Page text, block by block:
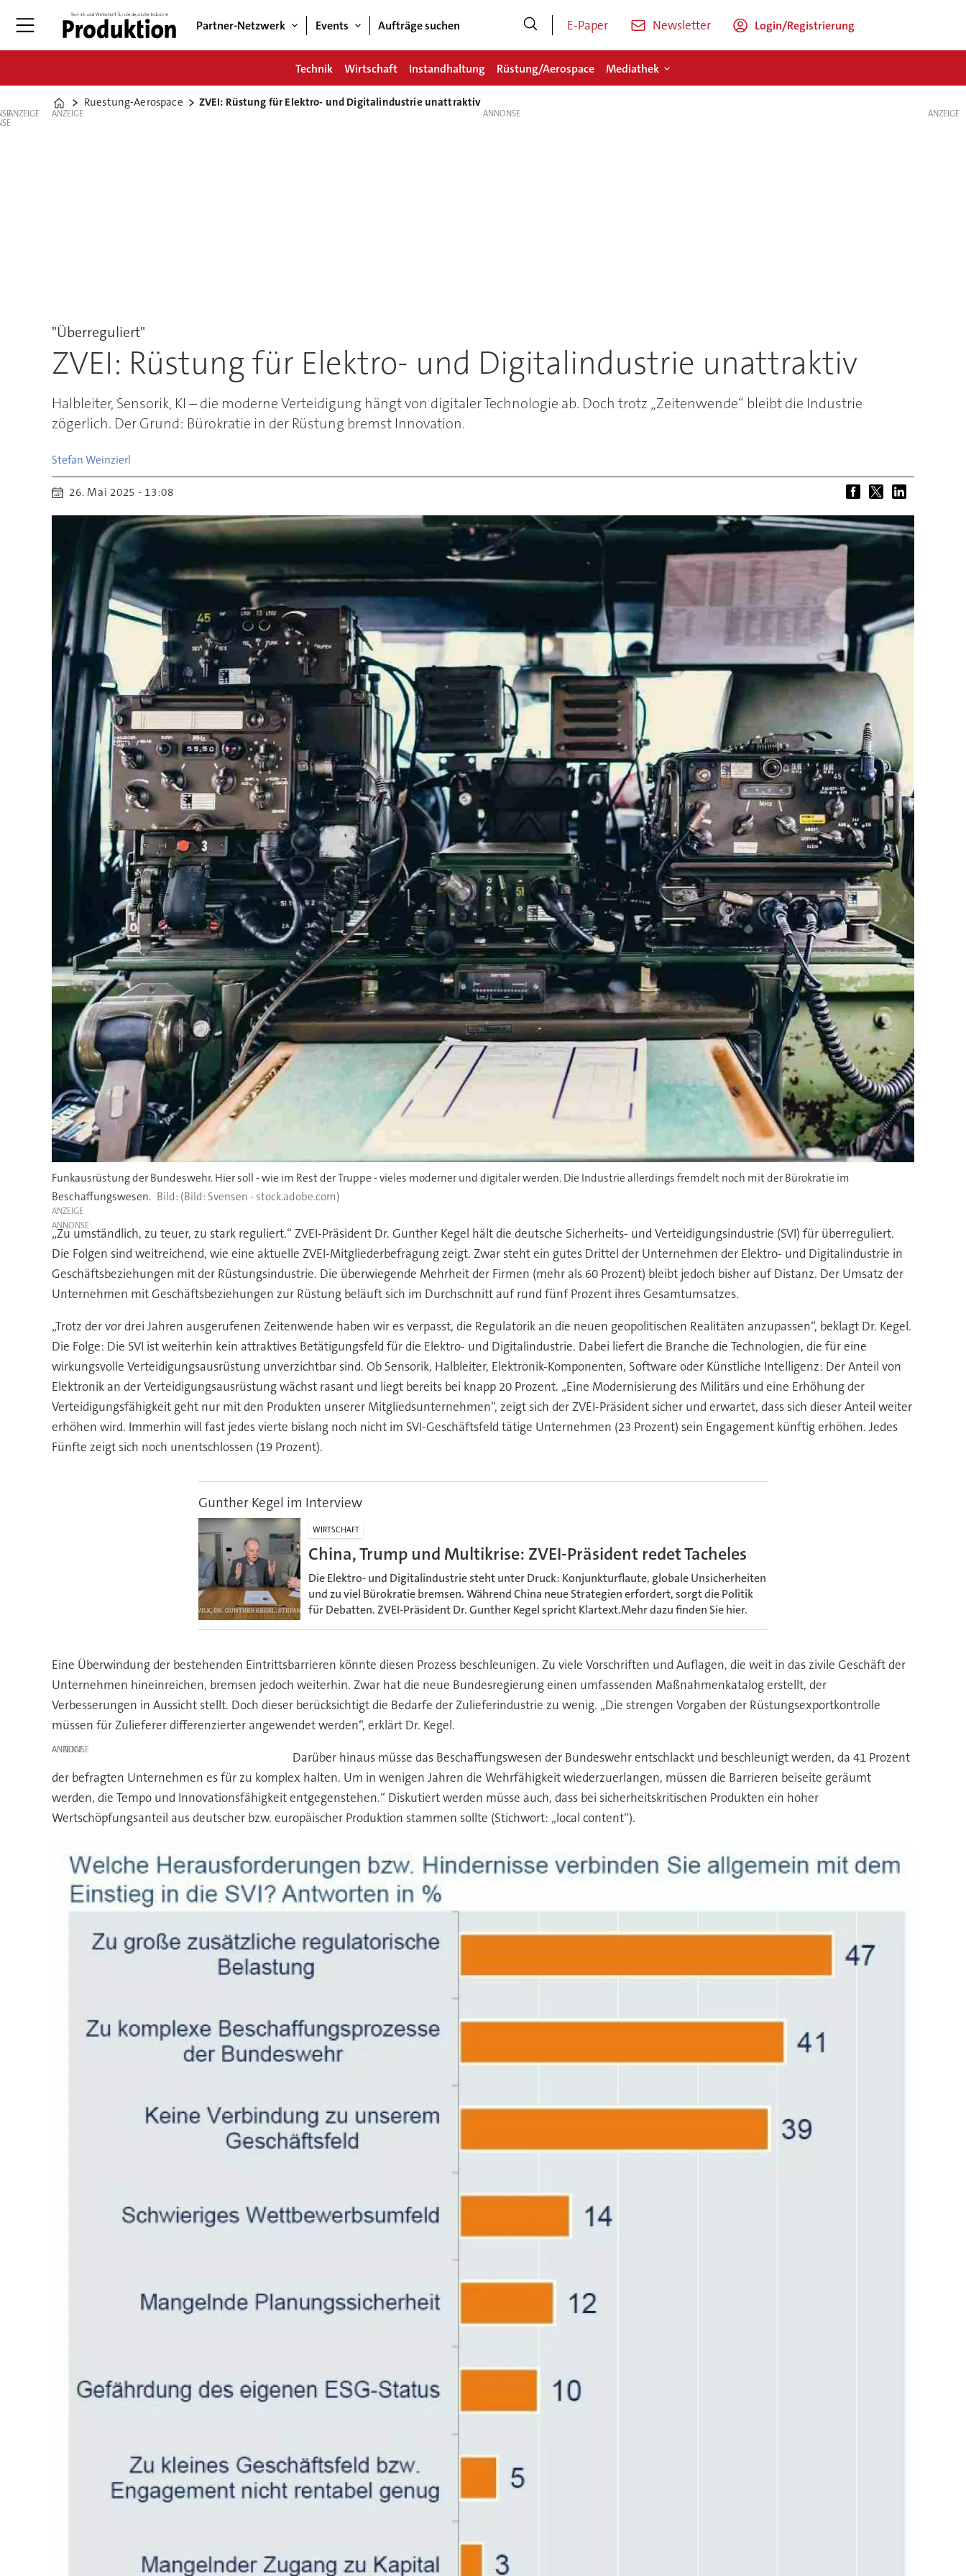
Partner-Netzwerk Events Aufträge suchen E-Paper Newsletter Login/Registrierung
Technik Wirtschaft Instandhaltung Rüstung/Aerospace Mediathek
Home
Ruestung-Aerospace ZVEI: Rüstung für Elektro- und Digitalindustrie unattraktiv
ANZEIGE ANZEIGE
"Überreguliert"
ZVEI: Rüstung für Elektro- und Digitalindustrie unattraktiv
Halbleiter, Sensorik, KI – die moderne Verteidigung hängt von digitaler Technologie ab. Doch trotz „Zeitenwende“ bleibt die Industrie
zögerlich. Der Grund: Bürokratie in der Rüstung bremst Innovation.
Stefan Weinzierl
26. Mai 2025 - 13:08
Funkausrüstung der Bundeswehr. Hier soll - wie im Rest der Truppe - vieles moderner und digitaler werden. Die Industrie allerdings fremdelt noch mit der Bürokratie im
Beschaffungswesen.
(Bild: Svensen - stock.adobe.com)
ANZEIGE
„Zu umständlich, zu teuer, zu stark reguliert.“ ZVEI-Präsident Dr. Gunther Kegel hält die deutsche Sicherheits- und Verteidigungsindustrie (SVI) für überreguliert.
Die Folgen sind weitreichend, wie eine aktuelle ZVEI-Mitgliederbefragung zeigt. Zwar steht ein gutes Drittel der Unternehmen der Elektro- und Digitalindustrie in
Geschäftsbeziehungen mit der Rüstungsindustrie. Die überwiegende Mehrheit der Firmen (mehr als 60 Prozent) bleibt jedoch bisher auf Distanz. Der Umsatz der
Unternehmen mit Geschäftsbeziehungen zur Rüstung beläuft sich im Durchschnitt auf rund fünf Prozent ihres Gesamtumsatzes.
„Trotz der vor drei Jahren ausgerufenen Zeitenwende haben wir es verpasst, die Regulatorik an die neuen geopolitischen Realitäten anzupassen“, beklagt Dr. Kegel.
Die Folge: Die SVI ist weiterhin kein attraktives Betätigungsfeld für die Elektro- und Digitalindustrie. Dabei liefert die Branche die Technologien, die für eine
wirkungsvolle Verteidigungsausrüstung unverzichtbar sind. Ob Sensorik, Halbleiter, Elektronik-Komponenten, Software oder Künstliche Intelligenz: Der Anteil von
Elektronik an der Verteidigungsausrüstung wächst rasant und liegt bereits bei knapp 20 Prozent. „Eine Modernisierung des Militärs und eine Erhöhung der
Verteidigungsfähigkeit geht nur mit den Produkten unserer Mitgliedsunternehmen“, zeigt sich der ZVEI-Präsident sicher und erwartet, dass sich dieser Anteil weiter
erhöhen wird. Immerhin will fast jedes vierte bislang noch nicht im SVI-Geschäftsfeld tätige Unternehmen (23 Prozent) sein Engagement künftig erhöhen. Jedes
Fünfte zeigt sich noch unentschlossen (19 Prozent).
Gunther Kegel im Interview
WIRTSCHAFT
China, Trump und Multikrise: ZVEI-Präsident redet Tacheles
Die Elektro- und Digitalindustrie steht unter Druck: Konjunkturflaute, globale Unsicherheiten
und zu viel Bürokratie bremsen. Während China neue Strategien erfordert, sorgt die Politik
für Debatten. ZVEI-Präsident Dr. Gunther Kegel spricht Klartext.Mehr dazu finden Sie hier.
Eine Überwindung der bestehenden Eintrittsbarrieren könnte diesen Prozess beschleunigen. Zu viele Vorschriften und Auflagen, die weit in das zivile Geschäft der
Unternehmen hineinreichen, bremsen jedoch weiterhin. Zwar hat die neue Bundesregierung einen umfassenden Maßnahmenkatalog erstellt, der
Verbesserungen in Aussicht stellt. Doch dieser berücksichtigt die Bedarfe der Zulieferindustrie zu wenig. „Die strengen Vorgaben der Rüstungsexportkontrolle
müssen für Zulieferer differenzierter angewendet werden“, erklärt Dr. Kegel.
ANZEIGE
Darüber hinaus müsse das Beschaffungswesen der Bundeswehr entschlackt und beschleunigt werden, da 41 Prozent
der befragten Unternehmen es für zu komplex halten. Um in wenigen Jahren die Wehrfähigkeit wiederzuerlangen, müssen die Barrieren beiseite geräumt
werden, die Tempo und Innovationsfähigkeit entgegenstehen.“ Diskutiert werden müsse auch, dass bei sicherheitskritischen Produkten ein hoher
Wertschöpfungsanteil aus deutscher bzw. europäischer Produktion stammen sollte (Stichwort: „local content“).
ANZEIGE